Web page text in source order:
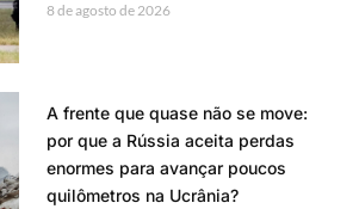
8 de agosto de 2026
A frente que quase não se move:
por que a Rússia aceita perdas
enormes para avançar poucos
quilômetros na Ucrânia?